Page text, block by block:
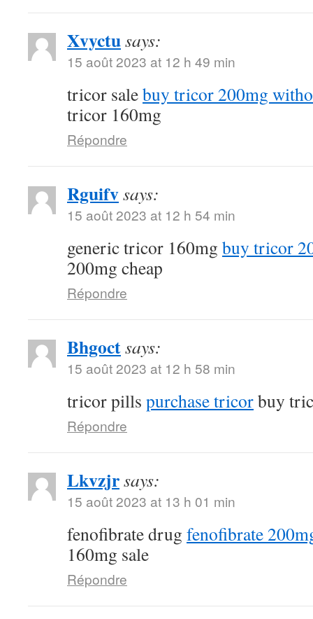
Xvyctusays:
15 août 2023 at 12 h 49 min
tricor salebuy tricor 200mg
tricor 160mg
Répondre
Rguifvsays:
15 août 2023 at 12 h 54 min
generic tricor 160mg buy tricor
200mg cheap
Répondre
Bhgoctsays:
15 août 2023 at 12 h 58 min
tricor pills purchase tricorbuy
Répondre
Lkvzjrsays:
15 août 2023 at 13 h 01 min
fenofibrate drug fenofibrate
160mg sale
Répondre